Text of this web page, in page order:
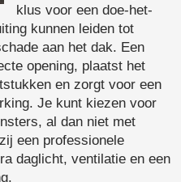
klus voor een doe-het-
kunnen leiden tot
aan het dak. Een
opening, plaatst het
en zorgt voor een
Je kunt kiezen voor
al dan niet met
een professionele
daglicht, ventilatie en een